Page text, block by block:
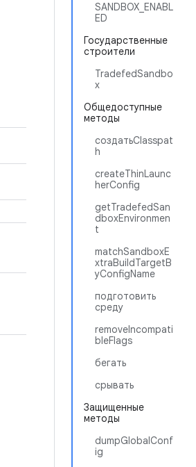
SANDBOX_ENABL
ED
Государственные
строители
TradefedSandbo
x
Общедоступные
методы
создатьClasspat
h
createThinLaunc
herConfig
getTradefedSan
dboxEnvironmen
t
matchSandboxE
xtraBuildTargetB
yConfigName
подготовить
среду
removeIncompati
bleFlags
бегать
срывать
Защищенные
методы
dumpGlobalConf
ig